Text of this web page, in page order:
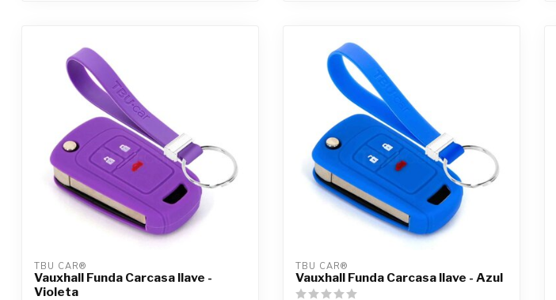
TBU CAR®
Vauxhall Funda Carcasa llave -
Violeta
TBU CAR®
Vauxhall Funda Carcasa llave - Azul